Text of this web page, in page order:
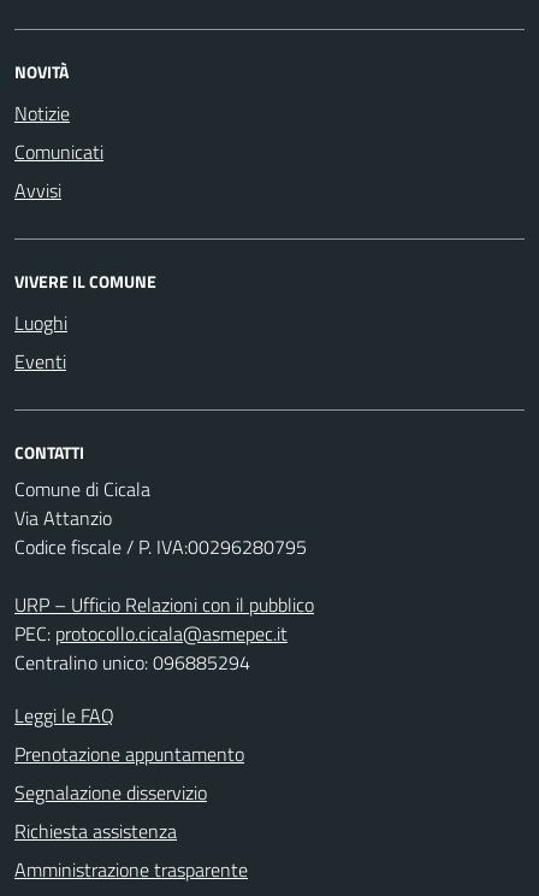
NOVITÀ
Notizie
Comunicati
Avvisi
VIVERE IL COMUNE
Luoghi
Eventi
CONTATTI
Comune di Cicala
Via Attanzio
Codice fiscale / P. IVA:00296280795
URP – Ufficio Relazioni con il pubblico
PEC: protocollo.cicala@asmepec.it
Centralino unico: 096885294
Leggi le FAQ
Prenotazione appuntamento
Segnalazione disservizio
Richiesta assistenza
Amministrazione trasparente